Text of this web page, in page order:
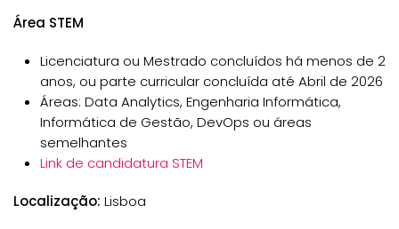
Área STEM
Licenciatura ou Mestrado concluídos há menos de 2
anos, ou parte curricular concluída até Abril de 2026
Áreas: Data Analytics, Engenharia Informática,
Informática de Gestão, DevOps ou áreas
semelhantes
Link de candidatura STEM
Localização: Lisboa